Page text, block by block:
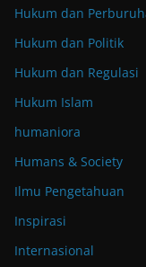
Hukum dan
Hukum dan Politik
Hukum dan Regulasi
Hukum Islam
humaniora
Humans & Society
Ilmu Pengetahuan
Inspirasi
Internasional